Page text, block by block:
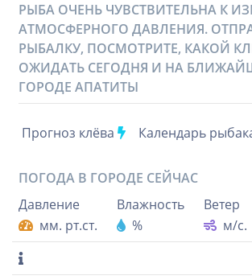
РЫБА ОЧЕНЬ ЧУВСТВИТЕЛЬНА К
АТМОСФЕРНОГО ДАВЛЕНИЯ.
РЫБАЛКУ, ПОСМОТРИТЕ, КАКОЙ
ОЖИДАТЬ СЕГОДНЯ И НА
ГОРОДЕ АПАТИТЫ
Прогноз клёва Календарь
ПОГОДА В ГОРОДЕ СЕЙЧАС
Давление
мм. рт.ст.
Влажность
%
Ветер
м/с.